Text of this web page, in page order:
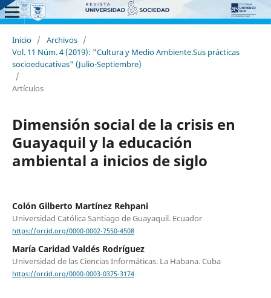
Inicio / Archivos /
Vol. 11 Núm. 4 (2019): "Cultura y Medio Ambiente.Sus prácticas
socioeducativas" (Julio-Septiembre)
/
Artículos
Dimensión social de la crisis en
Guayaquil y la educación
ambiental a inicios de siglo
Colón Gilberto Martínez Rehpani
Universidad Católica Santiago de Guayaquil. Ecuador
https://orcid.org/0000-0002-7550-4508
María Caridad Valdés Rodríguez
Universidad de las Ciencias Informáticas. La Habana. Cuba
https://orcid.org/0000-0003-0375-3174